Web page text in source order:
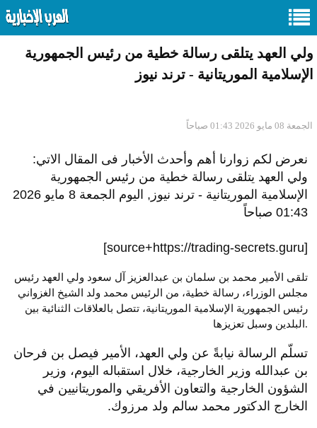
ولي العهد يتلقى رسالة خطية من رئيس الجمهورية
الإسلامية الموريتانية - ترند نيوز
الجمعة 08 مايو 2026 01:43 صباحاً
نعرض لكم زوارنا أهم وأحدث الأخبار فى المقال الاتي:
ولي العهد يتلقى رسالة خطية من رئيس الجمهورية
الإسلامية الموريتانية - ترند نيوز, اليوم الجمعة 8 مايو 2026
01:43 صباحاً
[source+https://trading-secrets.guru]
تلقى الأمير محمد بن سلمان بن عبدالعزيز آل سعود ولي العهد رئيس
مجلس الوزراء، رسالة خطية، من الرئيس محمد ولد الشيخ الغزواني
رئيس الجمهورية الإسلامية الموريتانية، تتصل بالعلاقات الثنائية بين
البلدين وسبل تعزيزها.
تسلّم الرسالة نيابةً عن ولي العهد، الأمير فيصل بن فرحان
بن عبدالله وزير الخارجية، خلال استقباله اليوم، وزير
الشؤون الخارجية والتعاون الأفريقي والموريتانيين في
الخارج الدكتور محمد سالم ولد مرزوك.